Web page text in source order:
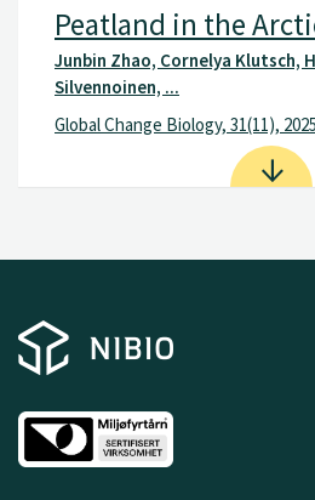
Peatland in the
Junbin Zhao, Cornelya Klutsch,
Silvennoinen, ...
Global Change Biology, 31(11),